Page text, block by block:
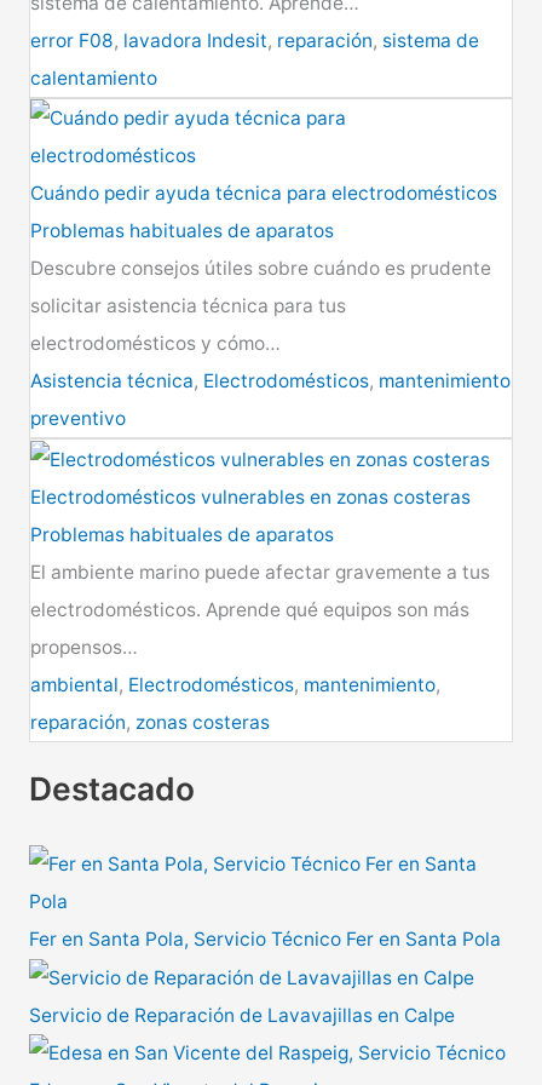
error F08, lavadora Indesit, reparación, sistema de
calentamiento
Cuándo pedir ayuda técnica para electrodomésticos
Problemas habituales de aparatos
Descubre consejos útiles sobre cuándo es prudente
solicitar asistencia técnica para tus
electrodomésticos y cómo…
Asistencia técnica, Electrodomésticos, mantenimiento
preventivo
Electrodomésticos vulnerables en zonas costeras
Problemas habituales de aparatos
El ambiente marino puede afectar gravemente a tus
electrodomésticos. Aprende qué equipos son más
propensos…
ambiental, Electrodomésticos, mantenimiento,
reparación, zonas costeras
Destacado
Fer en Santa Pola, Servicio Técnico Fer en Santa Pola
Servicio de Reparación de Lavavajillas en Calpe